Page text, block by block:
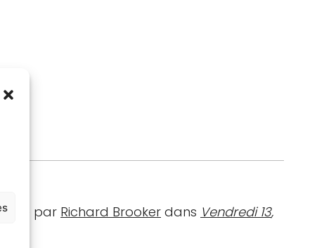
par Richard Brooker dans Vendredi 13,